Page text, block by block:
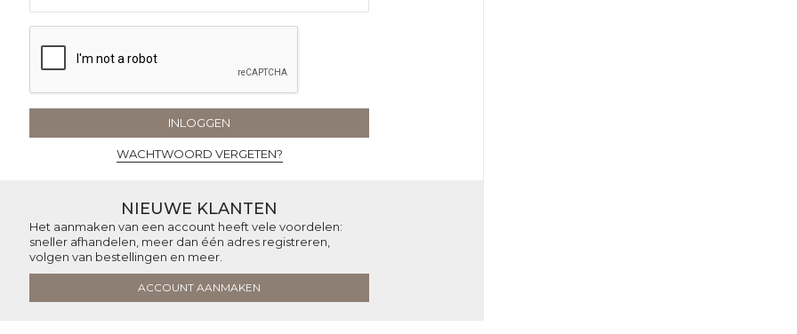
INLOGGEN
WACHTWOORD VERGETEN?
NIEUWE KLANTEN
Het aanmaken van een account heeft vele voordelen:
sneller afhandelen, meer dan één adres registreren,
volgen van bestellingen en meer.
ACCOUNT AANMAKEN